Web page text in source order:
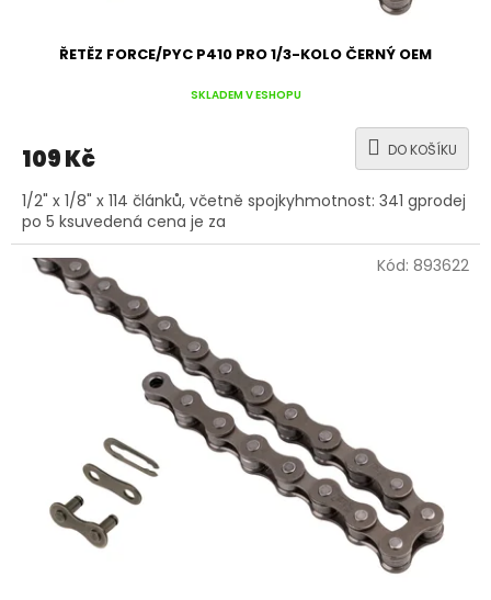
ŘETĚZ FORCE/PYC P410 PRO 1/3-KOLO ČERNÝ OEM
SKLADEM V ESHOPU
109 Kč DO KOŠÍKU
1/2" x 1/8" x 114 článků, včetně spojkyhmotnost: 341 gprodej
po 5 ksuvedená cena je za
Kód: 893622